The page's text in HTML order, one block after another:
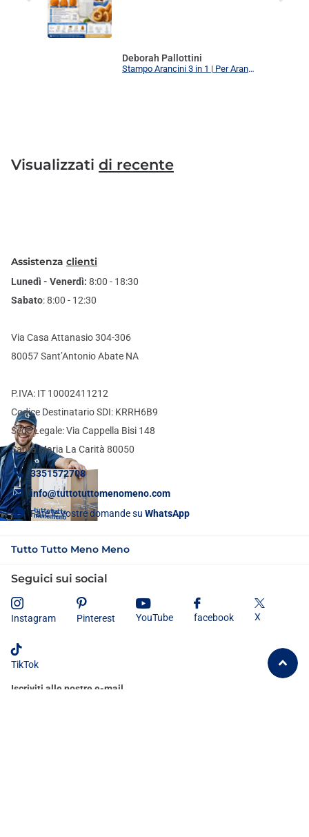
Deborah Pallottini
Stampo Arancini 3 in 1 | Per Arancini, Supplì e Polpette Uniformi | 3 Forme Intercambiabili Food Grade + Ricettario
Visualizzati di recente
Assistenza clienti
Lunedì - Venerdì: 8:00 - 18:30
Sabato: 8:00 - 12:30
Via Casa Attanasio 304-306
80057 Sant’Antonio Abate NA
P.IVA: IT 10002411212
Codice Destinatario SDI: KRRH6B9
Sede Legale: Via Cappella Bisi 148
Santa Maria La Carità 80050
3351572708
info@tuttotuttomenomeno.com
Fate le vostre domande su WhatsApp
Tutto Tutto Meno Meno
Seguici sui social
Instagram Pinterest YouTube facebook X
TikTok
Iscriviti alle nostre e-mail